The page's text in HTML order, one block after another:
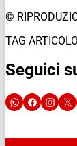
©
TAG
Seguici